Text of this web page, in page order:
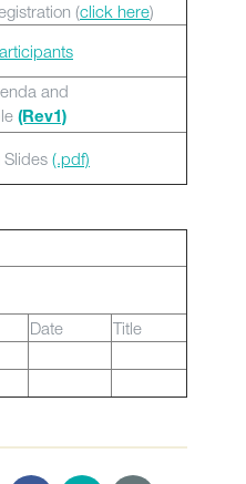
(click here)
and
(Rev1)
Slides (.pdf)
Date Title